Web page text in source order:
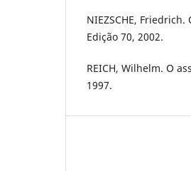
NIEZSCHE,
Edição 70, 2002.
REICH, Wilhelm. O
1997.